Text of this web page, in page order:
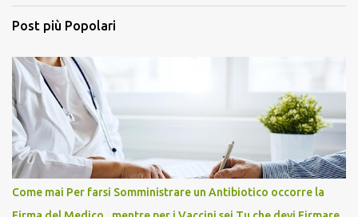
Post più Popolari
Come mai Per farsi Somministrare un Antibiotico occorre la